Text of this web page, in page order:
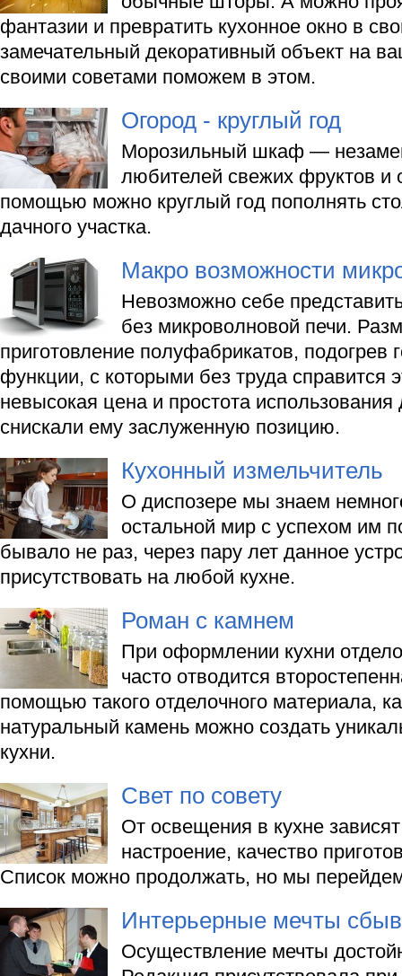
фантазии и превратить кухонное окно в
замечательный декоративный объект на
своими советами поможем в этом.
Огород - круглый год
Морозильный шкаф —
любителей свежих фруктов и
помощью можно круглый год пополнять
дачного участка.
Макро возможности
Невозможно себе
без микроволновой печи.
приготовление полуфабрикатов,
функции, с которыми без труда справится
невысокая цена и простота использования
снискали ему заслуженную позицию.
Кухонный измельчитель
О диспозере мы знаем
остальной мир с успехом им
бывало не раз, через пару лет данное
присутствовать на любой кухне.
Роман с камнем
При оформлении кухни
часто отводится
помощью такого отделочного материала,
натуральный камень можно создать
кухни.
Свет по совету
От освещения в кухне
настроение, качество
Список можно продолжать, но мы
Интерьерные мечты
Осуществление мечты